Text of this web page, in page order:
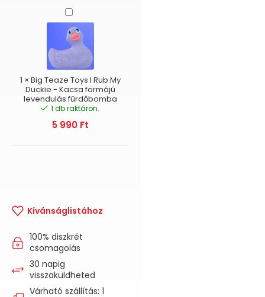
Big
Teaze
Toys
I
Rub
My
Duckie
-
Kacsa
formájú
levendulás
1 × Big Teaze Toys I Rub My
Duckie - Kacsa formájú
levendulás fürdőbomba
1 db raktáron.
5 990 Ft
Kívánságlistához
100% diszkrét
csomagolás
30 napig
visszaküldheted
Várható szállítás: 1